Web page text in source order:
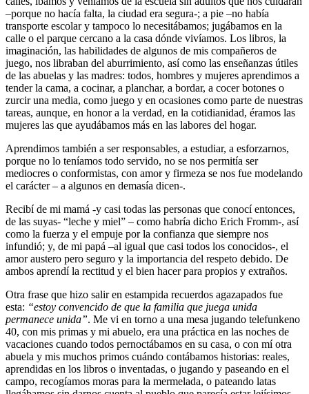
–porque no hacía falta, la ciudad era segura-; a pie –no había
transporte escolar y tampoco lo necesitábamos; jugábamos en la
calle o el parque cercano a la casa dónde vivíamos. Los libros, la
imaginación, las habilidades de algunos de mis compañeros de
juego, nos libraban del aburrimiento, así como las enseñanzas útiles
de las abuelas y las madres: todos, hombres y mujeres aprendimos a
tender la cama, a cocinar, a planchar, a bordar, a cocer botones o
zurcir una media, como juego y en ocasiones como parte de nuestras
tareas, aunque, en honor a la verdad, en la cotidianidad, éramos las
mujeres las que ayudábamos más en las labores del hogar.
Aprendimos también a ser responsables, a estudiar, a esforzarnos,
porque no lo teníamos todo servido, no se nos permitía ser
mediocres o conformistas, con amor y firmeza se nos fue modelando
el carácter – a algunos en demasía dicen-.
Recibí de mi mamá -y casi todas las personas que conocí entonces,
de las suyas- “leche y miel” – como habría dicho Erich Fromm-, así
como la fuerza y el empuje por la confianza que siempre nos
infundió; y, de mi papá –al igual que casi todos los conocidos-, el
amor austero pero seguro y la importancia del respeto debido. De
ambos aprendí la rectitud y el bien hacer para propios y extraños.
Otra frase que hizo salir en estampida recuerdos agazapados fue
esta: “estoy convencido de que la familia que juega unida
permanece unida”. Me vi en torno a una mesa jugando telefunkeno
40, con mis primas y mi abuelo, era una práctica en las noches de
vacaciones cuando todos pernoctábamos en su casa, o con mí otra
abuela y mis muchos primos cuándo contábamos historias: reales,
aprendidas en los libros o inventadas, o jugando y paseando en el
campo, recogíamos moras para la mermelada, o pateando latas